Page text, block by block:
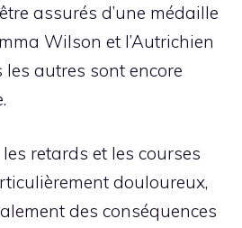
assurés d’une médaille
Wilson et l’Autrichien
les autres sont encore
retards et les courses
douloureux,
des conséquences